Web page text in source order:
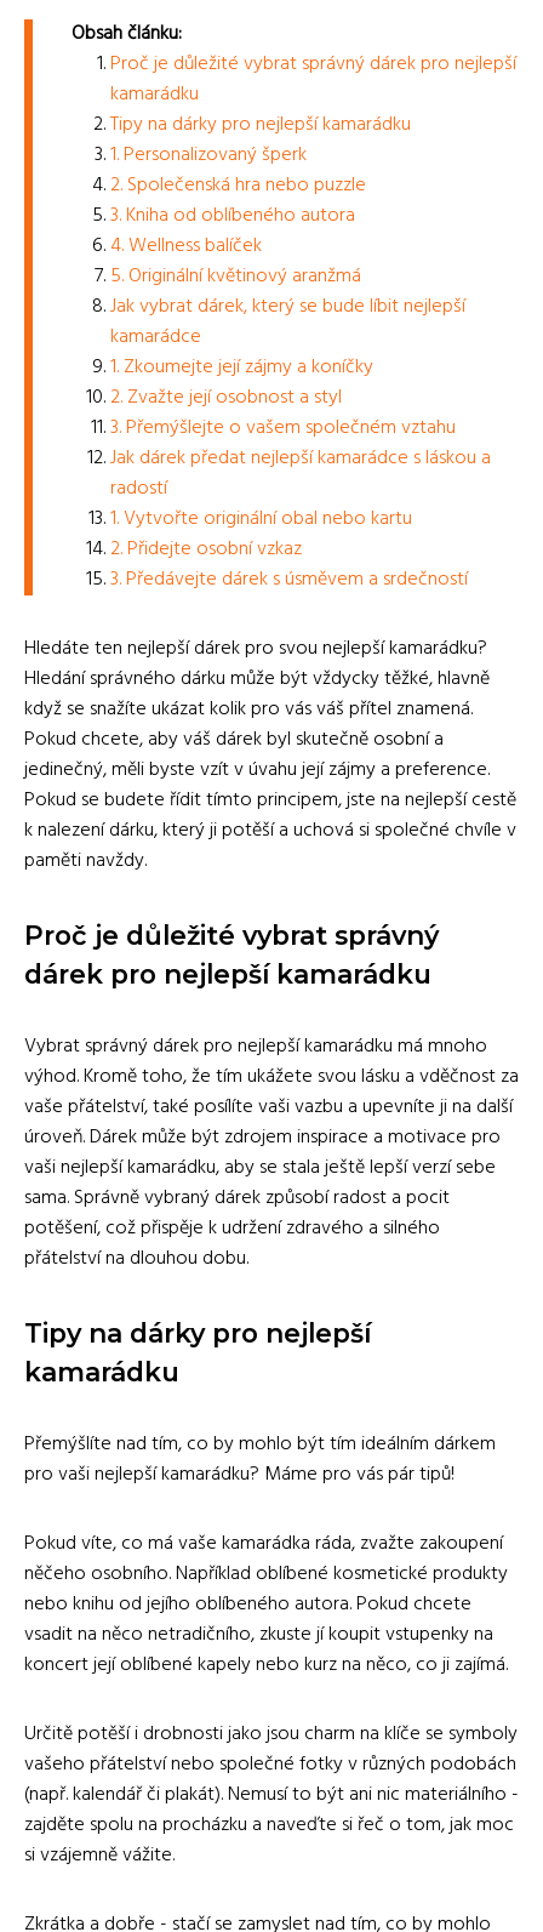
Obsah článku:
Proč je důležité vybrat správný dárek pro nejlepší
kamarádku
Tipy na dárky pro nejlepší kamarádku
1. Personalizovaný šperk
2. Společenská hra nebo puzzle
3. Kniha od oblíbeného autora
4. Wellness balíček
5. Originální květinový aranžmá
Jak vybrat dárek, který se bude líbit nejlepší
kamarádce
1. Zkoumejte její zájmy a koníčky
2. Zvažte její osobnost a styl
3. Přemýšlejte o vašem společném vztahu
Jak dárek předat nejlepší kamarádce s láskou a
radostí
1. Vytvořte originální obal nebo kartu
2. Přidejte osobní vzkaz
3. Předávejte dárek s úsměvem a srdečností
Hledáte ten nejlepší dárek pro svou nejlepší kamarádku?
Hledání správného dárku může být vždycky těžké, hlavně
když se snažíte ukázat kolik pro vás váš přítel znamená.
Pokud chcete, aby váš dárek byl skutečně osobní a
jedinečný, měli byste vzít v úvahu její zájmy a preference.
Pokud se budete řídit tímto principem, jste na nejlepší cestě
k nalezení dárku, který ji potěší a uchová si společné chvíle v
paměti navždy.
Proč je důležité vybrat správný
dárek pro nejlepší kamarádku
Vybrat správný dárek pro nejlepší kamarádku má mnoho
výhod. Kromě toho, že tím ukážete svou lásku a vděčnost za
vaše přátelství, také posílíte vaši vazbu a upevníte ji na další
úroveň. Dárek může být zdrojem inspirace a motivace pro
vaši nejlepší kamarádku, aby se stala ještě lepší verzí sebe
sama. Správně vybraný dárek způsobí radost a pocit
potěšení, což přispěje k udržení zdravého a silného
přátelství na dlouhou dobu.
Tipy na dárky pro nejlepší
kamarádku
Přemýšlíte nad tím, co by mohlo být tím ideálním dárkem
pro vaši nejlepší kamarádku? Máme pro vás pár tipů!
Pokud víte, co má vaše kamarádka ráda, zvažte zakoupení
něčeho osobního. Například oblíbené kosmetické produkty
nebo knihu od jejího oblíbeného autora. Pokud chcete
vsadit na něco netradičního, zkuste jí koupit vstupenky na
koncert její oblíbené kapely nebo kurz na něco, co ji zajímá.
Určitě potěší i drobnosti jako jsou charm na klíče se symboly
vašeho přátelství nebo společné fotky v různých podobách
(např. kalendář či plakát). Nemusí to být ani nic materiálního -
zajděte spolu na procházku a naveďte si řeč o tom, jak moc
si vzájemně vážite.
Zkrátka a dobře - stačí se zamyslet nad tím, co by mohlo